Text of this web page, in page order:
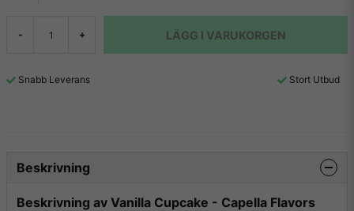
- + LÄGG I VARUKORGEN
Snabb Leverans Stort Utbud
Beskrivning
Beskrivning av Vanilla Cupcake - Capella Flavors